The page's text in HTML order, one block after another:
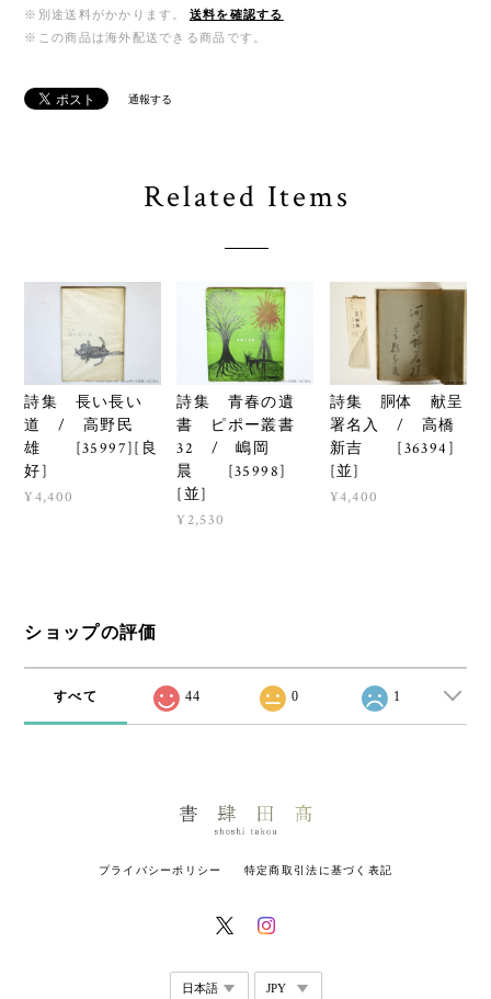
※別途送料がかかります。
送料を確認する
※この商品は海外配送できる商品です。
通報する
Related Items
詩集 長い長い
道 / 高野民
雄 [35997][良
好]
¥4,400
詩集 青春の遺
書 ピポー叢書
32 / 嶋岡
晨 [35998]
[並]
¥2,530
詩集 胴体 献呈
署名入 / 高橋
新吉 [36394]
[並]
¥4,400
ショップの評価
すべて 44 0 1
プライバシーポリシー 特定商取引法に基づく表記